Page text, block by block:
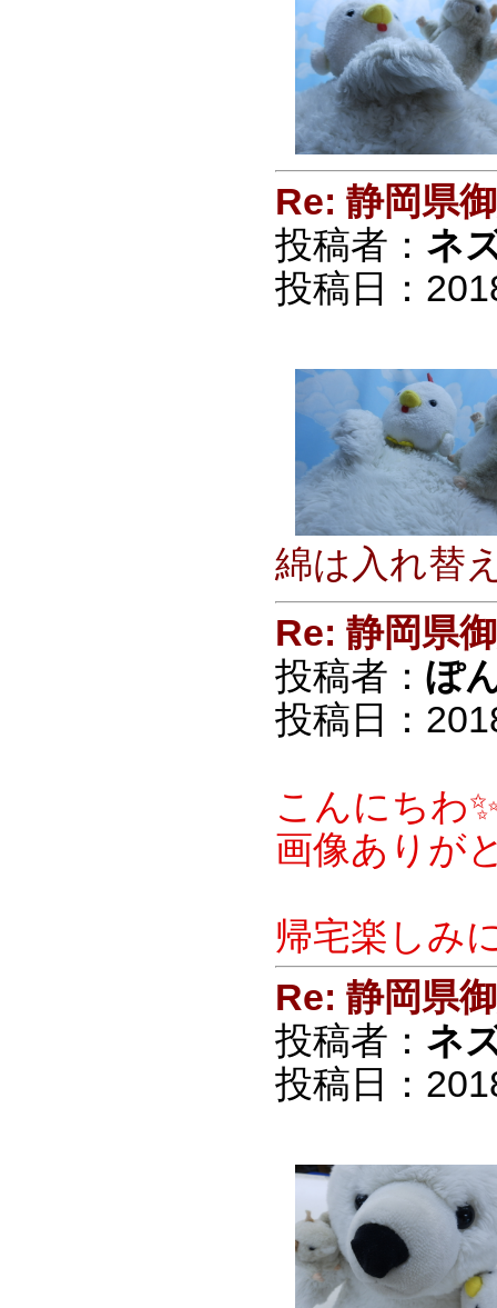
Re: 静岡県
投稿者： ネ
投稿日：
綿は入れ替
Re: 静岡県
投稿者： ぽ
投稿日：
こんにちわ
画像ありが
帰宅楽しみ
Re: 静岡県
投稿者： ネ
投稿日：